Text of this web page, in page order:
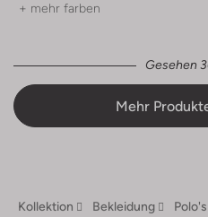
+ mehr farben
Gesehen
Mehr
Kollektion Bekleidung